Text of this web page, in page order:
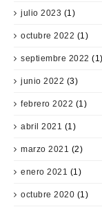
julio 2023 (1)
octubre 2022 (1)
septiembre 2022 (1)
junio 2022 (3)
febrero 2022 (1)
abril 2021 (1)
marzo 2021 (2)
enero 2021 (1)
octubre 2020 (1)